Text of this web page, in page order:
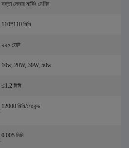
সস্তা লেজার মার্কিং মেশিন
110*110 মিমি
২২০ ভোল্ট
10w, 20W, 30W, 50w
≤1.2 মিমি
:
12000 মিমি/সেকেন্ড
:
0.005 মিমি